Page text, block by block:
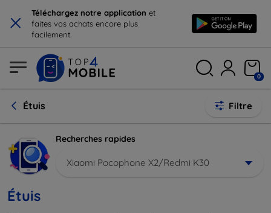
× Téléchargez notre application et
faites vos achats encore plus
facilement.
0
Étuis Filtre
Recherches rapides
Xiaomi Pocophone X2/Redmi K30
Étuis